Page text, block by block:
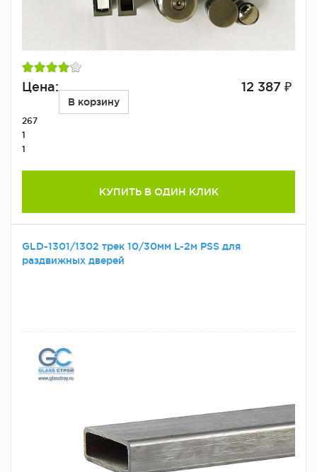
Цена: 12 387 ₽
В корзину
267
1
1
КУПИТЬ В ОДИН КЛИК
GLD-1301/1302 трек 10/30мм L-2м PSS для
раздвижных дверей